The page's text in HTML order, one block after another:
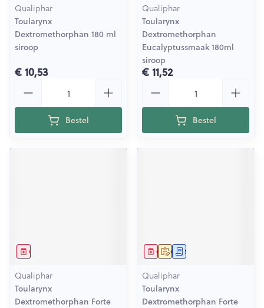
Qualiphar
Toularynx
Dextromethorphan 180 ml
siroop
€ 10,53
Bestel
Qualiphar
Toularynx
Dextromethorphan
Eucalyptussmaak 180ml
siroop
€ 11,52
Bestel
Geneesmiddel
Qualiphar
Toularynx
Dextromethorphan Forte
Op voorschrift
GeneesmiddelSchriftelijke aanvraag
Qualiphar
Toularynx
Dextromethorphan Forte